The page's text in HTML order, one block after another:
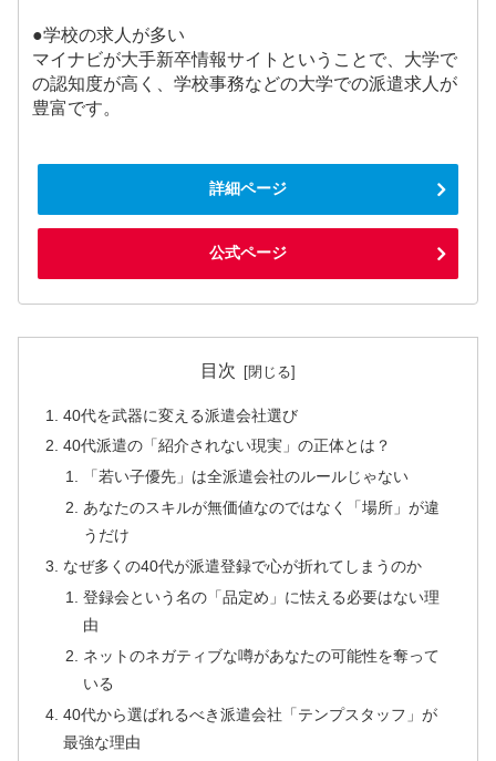
●学校の求人が多い
マイナビが大手新卒情報サイトということで、大学で
の認知度が高く、学校事務などの大学での派遣求人が
豊富です。
詳細ページ
公式ページ
目次
40代を武器に変える派遣会社選び
40代派遣の「紹介されない現実」の正体とは？
「若い子優先」は全派遣会社のルールじゃない
あなたのスキルが無価値なのではなく「場所」が違
うだけ
なぜ多くの40代が派遣登録で心が折れてしまうのか
登録会という名の「品定め」に怯える必要はない理
由
ネットのネガティブな噂があなたの可能性を奪って
いる
40代から選ばれるべき派遣会社「テンプスタッフ」が
最強な理由